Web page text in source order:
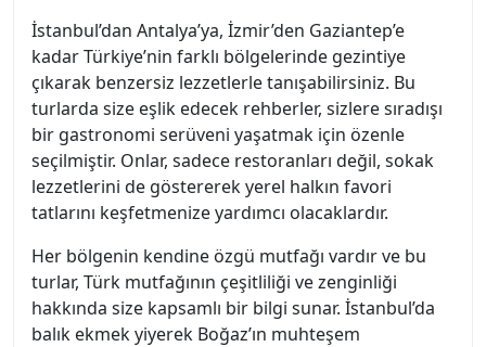
İstanbul’dan Antalya’ya, İzmir’den Gaziantep’e
kadar Türkiye’nin farklı bölgelerinde gezintiye
çıkarak benzersiz lezzetlerle tanışabilirsiniz. Bu
turlarda size eşlik edecek rehberler, sizlere sıradışı
bir gastronomi serüveni yaşatmak için özenle
seçilmiştir. Onlar, sadece restoranları değil, sokak
lezzetlerini de göstererek yerel halkın favori
tatlarını keşfetmenize yardımcı olacaklardır.
Her bölgenin kendine özgü mutfağı vardır ve bu
turlar, Türk mutfağının çeşitliliği ve zenginliği
hakkında size kapsamlı bir bilgi sunar. İstanbul’da
balık ekmek yiyerek Boğaz’ın muhteşem